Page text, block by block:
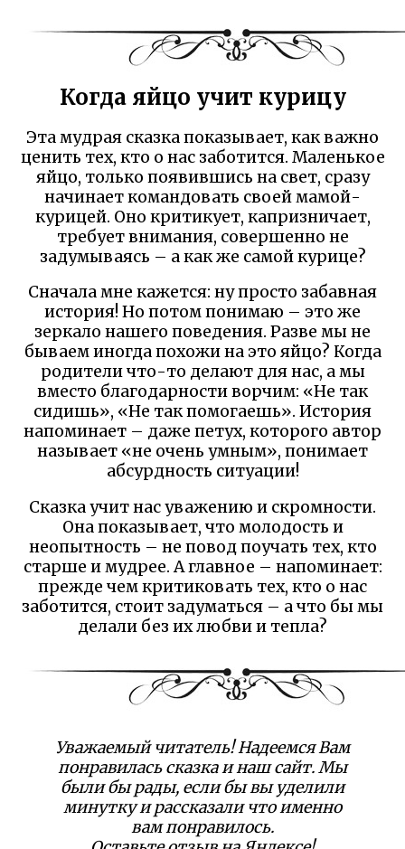
Когда яйцо учит курицу
Эта мудрая сказка показывает, как важно
ценить тех, кто о нас заботится. Маленькое
яйцо, только появившись на свет, сразу
начинает командовать своей мамой-
курицей. Оно критикует, капризничает,
требует внимания, совершенно не
задумываясь – а как же самой курице?
Сначала мне кажется: ну просто забавная
история! Но потом понимаю – это же
зеркало нашего поведения. Разве мы не
бываем иногда похожи на это яйцо? Когда
родители что-то делают для нас, а мы
вместо благодарности ворчим: «Не так
сидишь», «Не так помогаешь». История
напоминает – даже петух, которого автор
называет «не очень умным», понимает
абсурдность ситуации!
Сказка учит нас уважению и скромности.
Она показывает, что молодость и
неопытность – не повод поучать тех, кто
старше и мудрее. А главное – напоминает:
прежде чем критиковать тех, кто о нас
заботится, стоит задуматься – а что бы мы
делали без их любви и тепла?
Уважаемый читатель! Надеемся Вам
понравилась сказка и наш сайт. Мы
были бы рады, если бы вы уделили
минутку и рассказали что именно
вам понравилось.